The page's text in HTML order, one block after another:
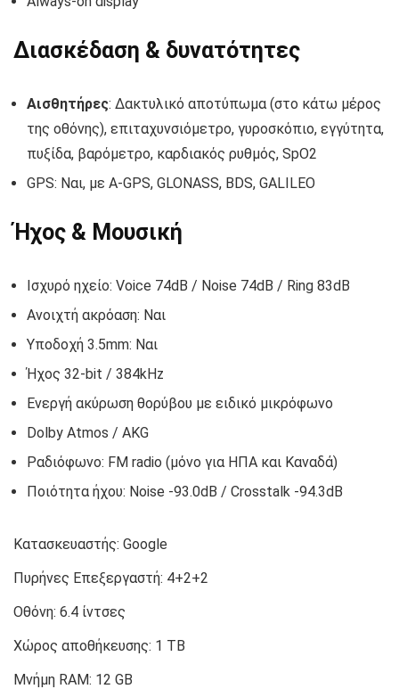
Διασκέδαση & δυνατότητες
Αισθητήρες: Δακτυλικό αποτύπωμα (στο κάτω μέρος
της οθόνης), επιταχυνσιόμετρο, γυροσκόπιο, εγγύτητα,
πυξίδα, βαρόμετρο, καρδιακός ρυθμός, SpO2
GPS: Ναι, με A-GPS, GLONASS, BDS, GALILEO
Ήχος & Μουσική
Ισχυρό ηχείο: Voice 74dB / Noise 74dB / Ring 83dB
Ανοιχτή ακρόαση: Ναι
Υποδοχή 3.5mm: Ναι
Ήχος 32-bit / 384kHz
Ενεργή ακύρωση θορύβου με ειδικό μικρόφωνο
Dolby Atmos / AKG
Ραδιόφωνο: FM radio (μόνο για ΗΠΑ και Καναδά)
Ποιότητα ήχου: Noise -93.0dB / Crosstalk -94.3dB
Κατασκευαστής: Google
Πυρήνες Επεξεργαστή: 4+2+2
Οθόνη: 6.4 ίντσες
Χώρος αποθήκευσης: 1 TB
Μνήμη RAM: 12 GB